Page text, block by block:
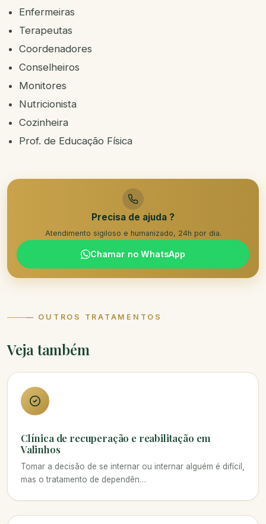
Enfermeiras
Terapeutas
Coordenadores
Conselheiros
Monitores
Nutricionista
Cozinheira
Prof. de Educação Física
Precisa de ajuda ?
Atendimento sigiloso e humanizado, 24h por dia.
Chamar no WhatsApp
— OUTROS TRATAMENTOS
Veja também
Clínica de recuperação e reabilitação em
Valinhos
Tomar a decisão de se internar ou internar alguém é difícil,
mas o tratamento de dependên…